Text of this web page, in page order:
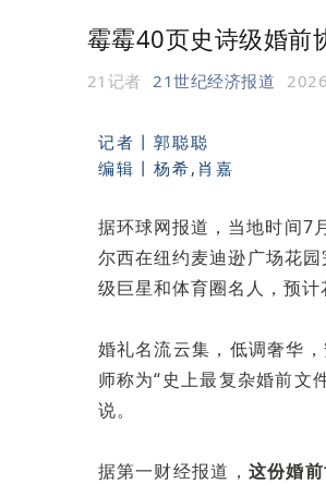
霉霉40页史诗级婚前
21记者 21世纪经济报道
记者丨 郭聪聪
编辑丨杨希,肖嘉
据环球网报道，当地时间7
尔西在纽约麦迪逊广场花
级巨星和体育圈名人，预计
婚礼名流云集，低调奢华
师称为“史上最复杂婚前
说。
据第一财经报道， 这份婚